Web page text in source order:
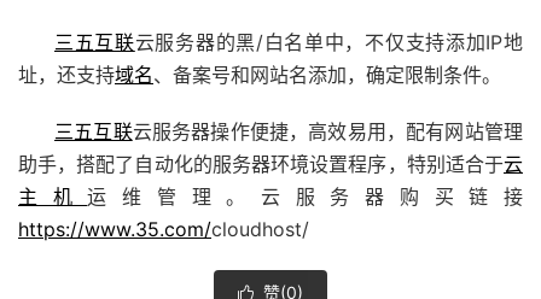
三五互联云服务器的黑/白名单中，不仅支持添加IP地
址，还支持域名、备案号和网站名添加，确定限制条件。
三五互联云服务器操作便捷，高效易用，配有网站管理
助手，搭配了自动化的服务器环境设置程序，特别适合于云
主机运维管理。云服务器购买链接
https://www.35.com/cloudhost/
 赞(0)